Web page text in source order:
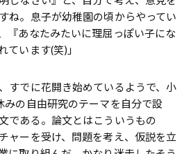
ね。息子が幼稚園の頃からやってい
『あなたみたいに理屈っぽい子にな
ています(笑)」
すでに花開き始めているようで、小
の自由研究のテーマを自分で設
である。論文とはこういうもの
ャーを受け、問題を考え、仮説を立